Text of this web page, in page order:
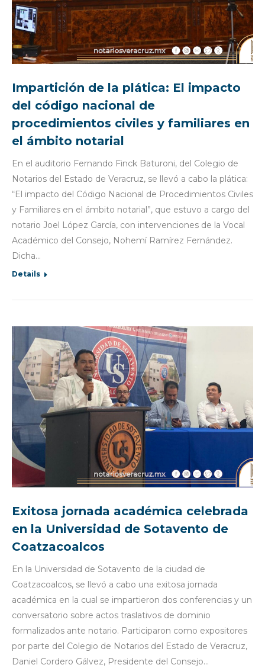
Impartición de la plática: El impacto
del código nacional de
procedimientos civiles y familiares en
el ámbito notarial
En el auditorio Fernando Finck Baturoni, del Colegio de
Notarios del Estado de Veracruz, se llevó a cabo la plática:
“El impacto del Código Nacional de Procedimientos Civiles
y Familiares en el ámbito notarial”, que estuvo a cargo del
notario Joel López García, con intervenciones de la Vocal
Académico del Consejo, Nohemí Ramírez Fernández.
Dicha…
Details
Exitosa jornada académica celebrada
en la Universidad de Sotavento de
Coatzacoalcos
En la Universidad de Sotavento de la ciudad de
Coatzacoalcos, se llevó a cabo una exitosa jornada
académica en la cual se impartieron dos conferencias y un
conversatorio sobre actos traslativos de dominio
formalizados ante notario. Participaron como expositores
por parte del Colegio de Notarios del Estado de Veracruz,
Daniel Cordero Gálvez, Presidente del Consejo…